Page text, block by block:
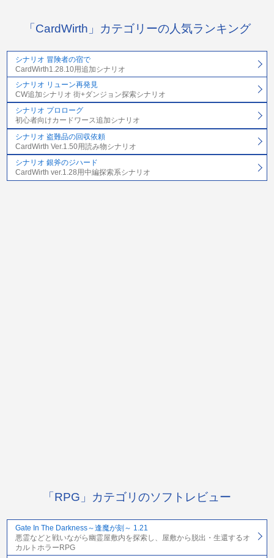
「CardWirth」カテゴリーの人気ランキング
シナリオ 冒険者の宿で
CardWirth1.28.10用追加シナリオ
シナリオ リューン再発見
CW追加シナリオ 街+ダンジョン探索シナリオ
シナリオ プロローグ
初心者向けカードワース追加シナリオ
シナリオ 盗難品の回収依頼
CardWirth Ver.1.50用読み物シナリオ
シナリオ 銀斧のジハード
CardWirth ver.1.28用中編探索系シナリオ
「RPG」カテゴリのソフトレビュー
Gate In The Darkness～逢魔が刻～ 1.21
悪霊などと戦いながら幽霊屋敷内を探索し、屋敷から脱出・生還するオ
カルトホラーRPG